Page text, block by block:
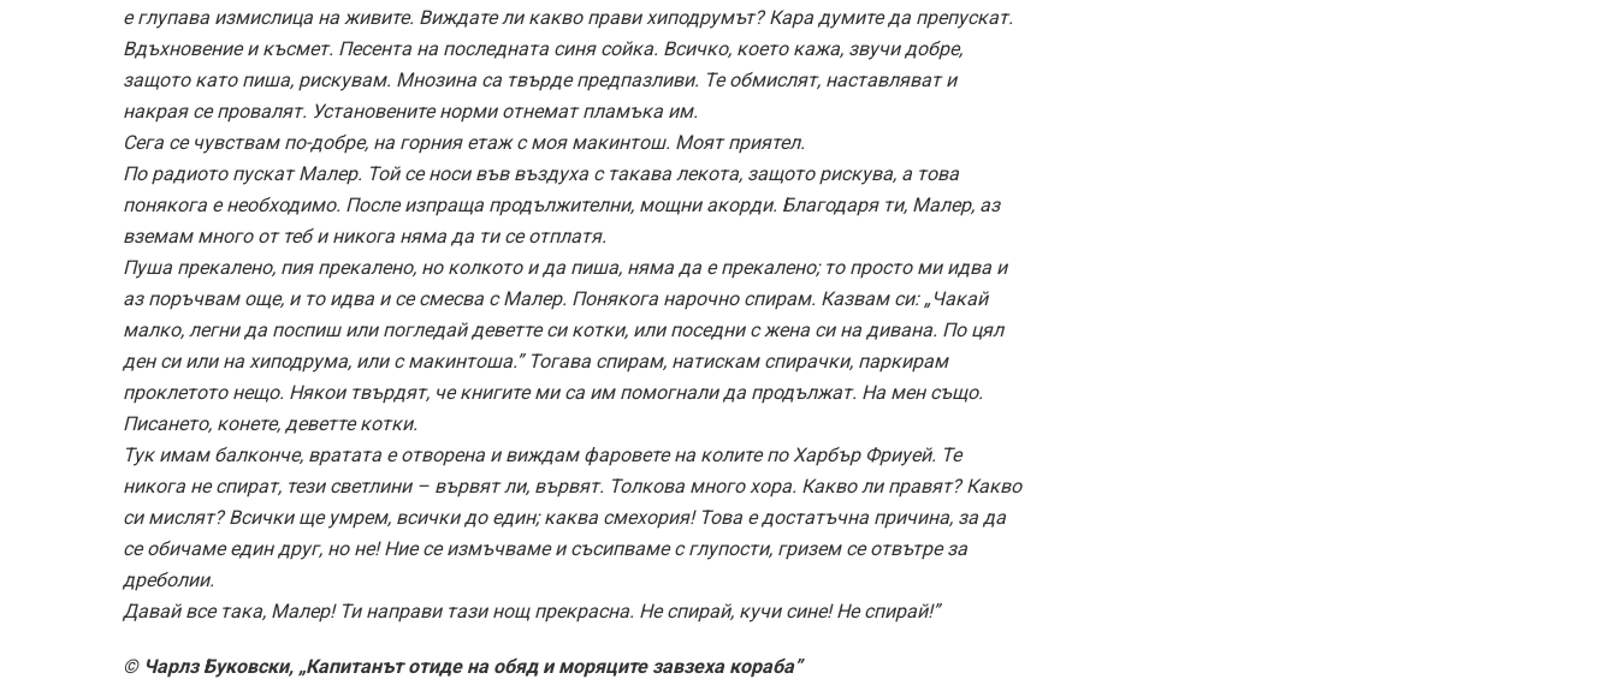
е глупава измислица на живите. Виждате ли какво прави хиподрумът? Кара думите да препускат.
Вдъхновение и късмет. Песента на последната синя сойка. Всичко, което кажа, звучи добре,
защото като пиша, рискувам. Мнозина са твърде предпазливи. Те обмислят, наставляват и
накрая се провалят. Установените норми отнемат пламъка им.
Сега се чувствам по-добре, на горния етаж с моя макинтош. Моят приятел.
По радиото пускат Малер. Той се носи във въздуха с такава лекота, защото рискува, а това
понякога е необходимо. После изпраща продължителни, мощни акорди. Благодаря ти, Малер, аз
вземам много от теб и никога няма да ти се отплатя.
Пуша прекалено, пия прекалено, но колкото и да пиша, няма да е прекалено; то просто ми идва и
аз поръчвам още, и то идва и се смесва с Малер. Понякога нарочно спирам. Казвам си: „Чакай
малко, легни да поспиш или погледай деветте си котки, или поседни с жена си на дивана. По цял
ден си или на хиподрума, или с макинтоша.” Тогава спирам, натискам спирачки, паркирам
проклетото нещо. Някои твърдят, че книгите ми са им помогнали да продължат. На мен също.
Писането, конете, деветте котки.
Тук имам балконче, вратата е отворена и виждам фаровете на колите по Харбър Фриуей. Те
никога не спират, тези светлини – вървят ли, вървят. Толкова много хора. Какво ли правят? Какво
си мислят? Всички ще умрем, всички до един; каква смехория! Това е достатъчна причина, за да
се обичаме един друг, но не! Ние се измъчваме и съсипваме с глупости, гризем се отвътре за
дреболии.
Давай все така, Малер! Ти направи тази нощ прекрасна. Не спирай, кучи сине! Не спирай!”
© Чарлз Буковски, „Капитанът отиде на обяд и моряците завзеха кораба”